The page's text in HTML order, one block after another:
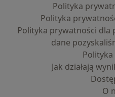
Polityka
Polityka
Polityka prywatności
dane
Jak działają
O